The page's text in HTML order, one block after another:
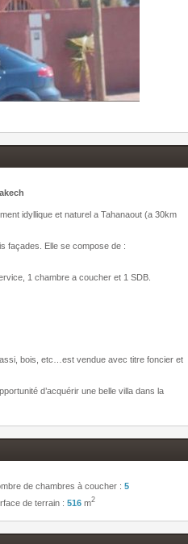
idyllique et naturel a Tahanaout (a 30km
façades. Elle se compose de :
1 chambre a coucher et 1 SDB.
bois, etc…est vendue avec titre foncier et
d’acquérir une belle villa dans la
de chambres à coucher : 5
de terrain : 516 m2